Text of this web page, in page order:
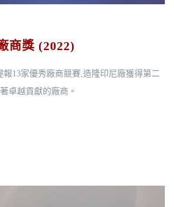
商獎 (2022)
13家優秀廠商競賽,造隆印尼廠獲得第二
卓越貢獻的廠商。